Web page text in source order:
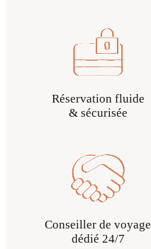
Réservation fluide
& sécurisée
Conseiller de voyage
dédié 24/7